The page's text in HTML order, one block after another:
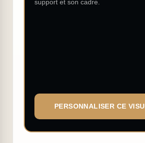
support et son cadre.
PERSONNALISER CE